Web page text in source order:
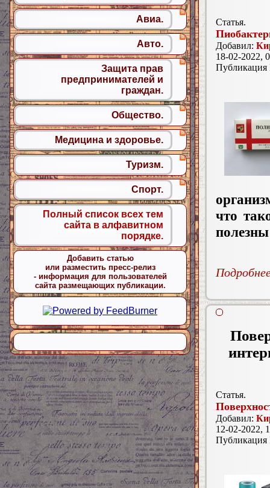
Статья.
Добавил:
18-02-2022,
что
Статья.
Добавил:
12-02-2022,
Авиа.
Авто.
Защита прав
предпринимателей и
граждан.
Общество.
Медицина и здоровье.
Туризм.
Спорт.
Полный список всех тем
сайта в алфавитном
порядке.
Добавить статью
или разместить пресс-релиз
- информация для пользователей
сайта размещающих публикации.